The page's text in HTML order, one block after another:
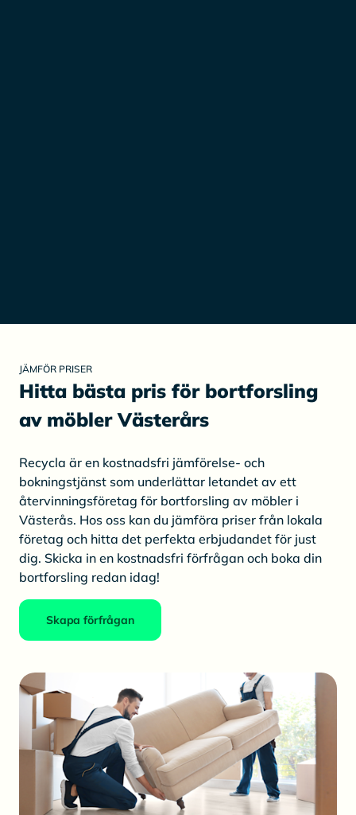
JÄMFÖR PRISER
Hitta bästa pris för bortforsling
av möbler Västerårs
Recycla är en kostnadsfri jämförelse- och
bokningstjänst som underlättar letandet av ett
återvinningsföretag för bortforsling av möbler i
Västerås. Hos oss kan du jämföra priser från lokala
företag och hitta det perfekta erbjudandet för just
dig. Skicka in en kostnadsfri förfrågan och boka din
bortforsling redan idag!
Skapa förfrågan